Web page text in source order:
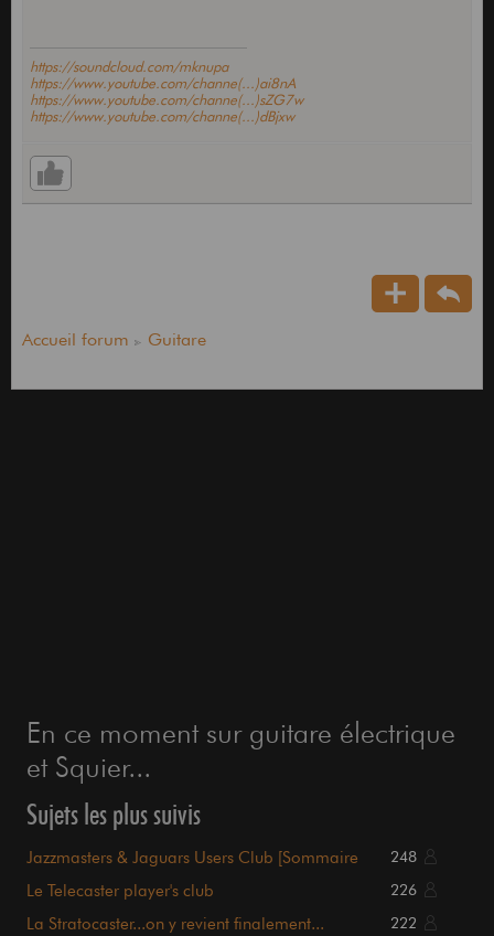
https://soundcloud.com/mknupa
https://www.youtube.com/channe(...)ai8nA
https://www.youtube.com/channe(...)sZG7w
https://www.youtube.com/channe(...)dBjxw
Accueil forum Guitare
En ce moment sur guitare électrique
et Squier...
Sujets les plus suivis
Jazzmasters & Jaguars Users Club [Sommaire
248
Le Telecaster player's club 226
La Stratocaster...on y revient finalement... 222